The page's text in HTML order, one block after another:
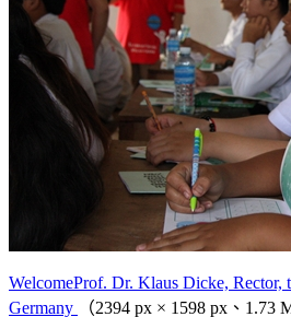
WelcomeProf. Dr. Klaus Dicke, Rector,
Germany
（2394 px × 1598 px、1.73